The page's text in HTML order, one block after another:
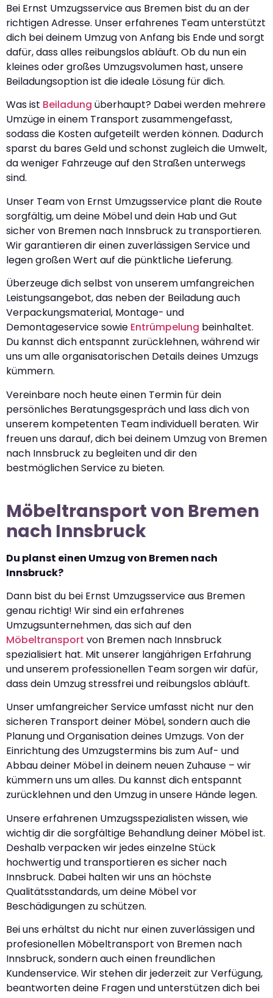
Bei Ernst Umzugsservice aus Bremen bist du an der
richtigen Adresse. Unser erfahrenes Team unterstützt
dich bei deinem Umzug von Anfang bis Ende und sorgt
dafür, dass alles reibungslos abläuft. Ob du nun ein
kleines oder großes Umzugsvolumen hast, unsere
Beiladungsoption ist die ideale Lösung für dich.
Was ist Beiladung überhaupt? Dabei werden mehrere
Umzüge in einem Transport zusammengefasst,
sodass die Kosten aufgeteilt werden können. Dadurch
sparst du bares Geld und schonst zugleich die Umwelt,
da weniger Fahrzeuge auf den Straßen unterwegs
sind.
Unser Team von Ernst Umzugsservice plant die Route
sorgfältig, um deine Möbel und dein Hab und Gut
sicher von Bremen nach Innsbruck zu transportieren.
Wir garantieren dir einen zuverlässigen Service und
legen großen Wert auf die pünktliche Lieferung.
Überzeuge dich selbst von unserem umfangreichen
Leistungsangebot, das neben der Beiladung auch
Verpackungsmaterial, Montage- und
Demontageservice sowie Entrümpelung beinhaltet.
Du kannst dich entspannt zurücklehnen, während wir
uns um alle organisatorischen Details deines Umzugs
kümmern.
Vereinbare noch heute einen Termin für dein
persönliches Beratungsgespräch und lass dich von
unserem kompetenten Team individuell beraten. Wir
freuen uns darauf, dich bei deinem Umzug von Bremen
nach Innsbruck zu begleiten und dir den
bestmöglichen Service zu bieten.
Möbeltransport von Bremen
nach Innsbruck
Du planst einen Umzug von Bremen nach
Innsbruck?
Dann bist du bei Ernst Umzugsservice aus Bremen
genau richtig! Wir sind ein erfahrenes
Umzugsunternehmen, das sich auf den
Möbeltransport von Bremen nach Innsbruck
spezialisiert hat. Mit unserer langjährigen Erfahrung
und unserem professionellen Team sorgen wir dafür,
dass dein Umzug stressfrei und reibungslos abläuft.
Unser umfangreicher Service umfasst nicht nur den
sicheren Transport deiner Möbel, sondern auch die
Planung und Organisation deines Umzugs. Von der
Einrichtung des Umzugstermins bis zum Auf- und
Abbau deiner Möbel in deinem neuen Zuhause – wir
kümmern uns um alles. Du kannst dich entspannt
zurücklehnen und den Umzug in unsere Hände legen.
Unsere erfahrenen Umzugsspezialisten wissen, wie
wichtig dir die sorgfältige Behandlung deiner Möbel ist.
Deshalb verpacken wir jedes einzelne Stück
hochwertig und transportieren es sicher nach
Innsbruck. Dabei halten wir uns an höchste
Qualitätsstandards, um deine Möbel vor
Beschädigungen zu schützen.
Bei uns erhältst du nicht nur einen zuverlässigen und
profesionellen Möbeltransport von Bremen nach
Innsbruck, sondern auch einen freundlichen
Kundenservice. Wir stehen dir jederzeit zur Verfügung,
beantworten deine Fragen und unterstützen dich bei